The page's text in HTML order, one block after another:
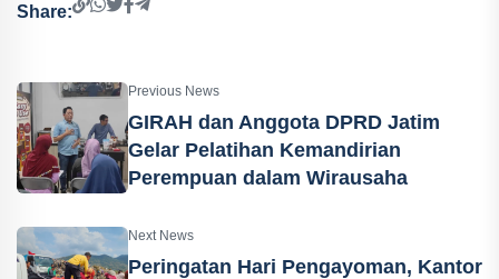
Share:
Previous News
GIRAH dan Anggota DPRD Jatim
Gelar Pelatihan Kemandirian
Perempuan dalam Wirausaha
Next News
Peringatan Hari Pengayoman, Kantor